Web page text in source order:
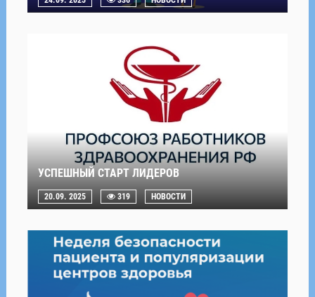
УСПЕШНЫЙ СТАРТ ЛИДЕРОВ
20.09. 2025 319 НОВОСТИ